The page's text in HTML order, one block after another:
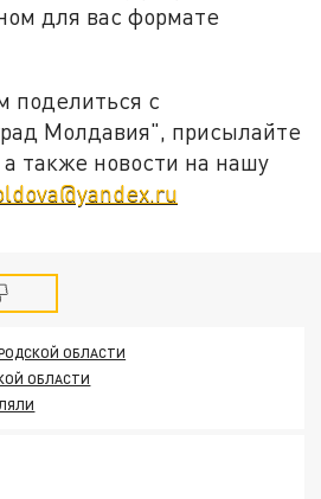
для вас формате
поделиться с
Молдавия", присылайте
также новости на нашу
ОБЛАСТИ
ОБЛАСТИ